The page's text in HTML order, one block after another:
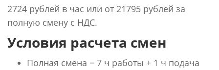
2724 рублей в час или от 21795 рублей за
полную смену с НДС.
Условия расчета смен
Полная смена = 7 ч работы + 1 ч подача